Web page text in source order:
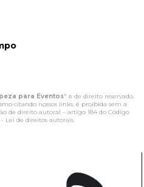
para Eventos" é de direito reservado.
citando nossos links, é proibida sem a
de direito autoral – artigo 184 do Código
- Lei de direitos autorais.